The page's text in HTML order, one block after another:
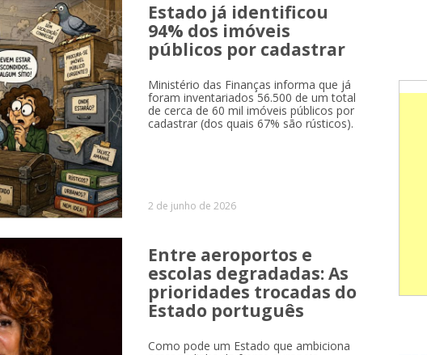
Estado já identificou
94% dos imóveis
públicos por cadastrar
Ministério das Finanças informa que já
foram inventariados 56.500 de um total
de cerca de 60 mil imóveis públicos por
cadastrar (dos quais 67% são rústicos).
2 de junho de 2026
Entre aeroportos e
escolas degradadas: As
prioridades trocadas do
Estado português
Como pode um Estado que ambiciona